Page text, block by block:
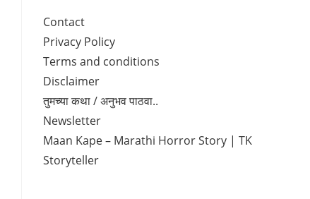
Contact
Privacy Policy
Terms and conditions
Disclaimer
तुमच्या कथा / अनुभव पाठवा..
Newsletter
Maan Kape – Marathi Horror Story | TK
Storyteller